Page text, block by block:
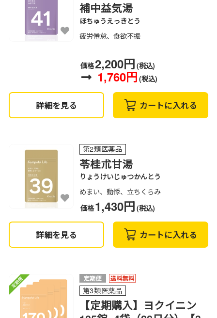
補中益気湯
ほちゅうえっきとう
疲労倦怠、食欲不振
価格2,200円 (税込)
1,760円 (税込)
詳細を見る カートに入れる
第2類医薬品
苓桂朮甘湯
りょうけいじゅつかんとう
めまい、動悸、立ちくらみ
価格1,430円 (税込)
詳細を見る カートに入れる
第3類医薬品
【定期購入】ヨクイニン